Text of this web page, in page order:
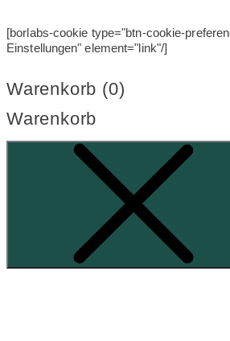
[borlabs-cookie type="btn-cookie-
Einstellungen" element="link"/]
Warenkorb (0)
Warenkorb